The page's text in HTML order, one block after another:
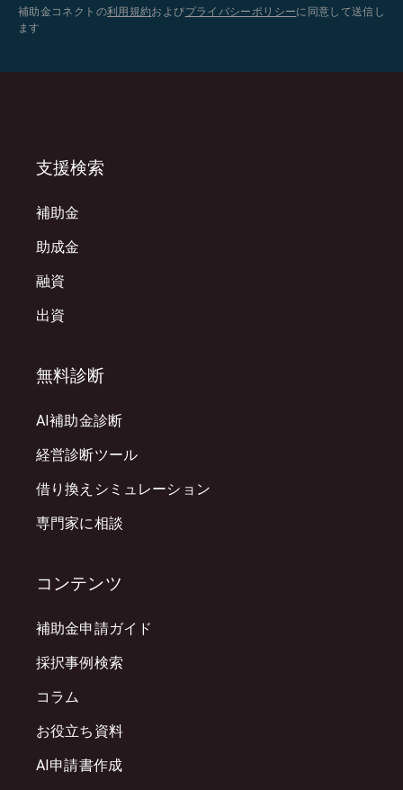
補助金コネクトの利用規約およびプライバシーポリシーに同意して送信し
ます
支援検索
補助金
助成金
融資
出資
無料診断
AI補助金診断
経営診断ツール
借り換えシミュレーション
専門家に相談
コンテンツ
補助金申請ガイド
採択事例検索
コラム
お役立ち資料
AI申請書作成